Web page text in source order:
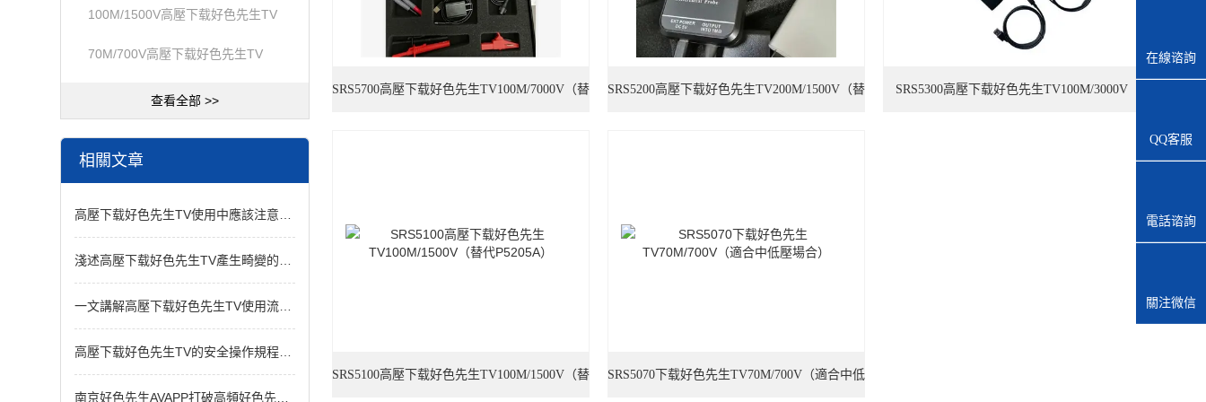
100M/1500V高壓下载好色先生TV
70M/700V高壓下载好色先生TV
查看全部 >>
相關文章
高壓下载好色先生TV使用中應該注意的問題
淺述高壓下载好色先生TV產生畸變的原因
一文講解高壓下载好色先生TV使用流程和注意事項
高壓下载好色先生TV的安全操作規程，這裏就能看到
南京好色先生AVAPP打破高頻好色先生网页版的現有格局
SRS5700高壓下载好色先生TV100M/7000V（替 SRS5200高壓下载好色先生TV200M/1500V（替 SRS5300高壓下载好色先生TV100M/3000V
SRS5100高壓下载好色先生TV100M/1500V（替 SRS5070下载好色先生TV70M/700V（適合中低
在線谘詢
QQ客服
電話谘詢
關注微信